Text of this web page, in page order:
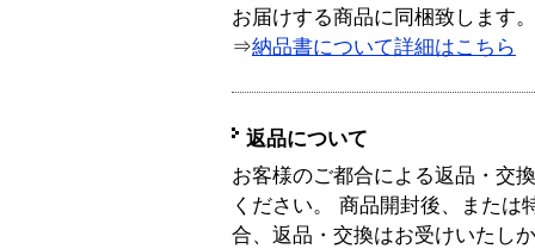
お届けする商品に同梱致します。
⇒納品書について詳細はこちら
返品について
お客様のご都合による返品・交
ください。 商品開封後、または
合、返品・交換はお受けいたし